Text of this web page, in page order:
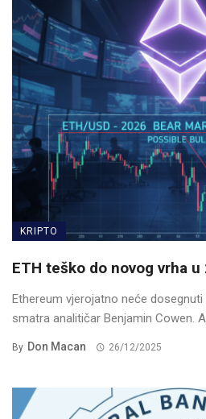
KRIPTO
ETH teško do novog vrha u
Ethereum vjerojatno neće dosegnuti
smatra analitičar Benjamin Cowen.
By Don Macan 26/12/2025